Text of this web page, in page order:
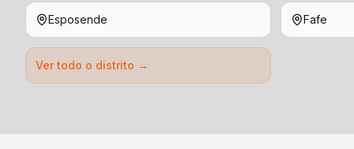
Esposende Fafe
Ver todo o distrito →